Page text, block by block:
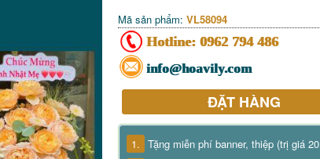
Mã sản phẩm: VL58094
Hotline: 0962 794 486
info@hoavily.com
ĐẶT HÀNG
1. Tặng miễn phí banner, thiệp (trị giá